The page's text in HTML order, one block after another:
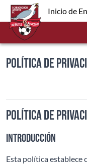
Inicio de
Política de
Política de
Introducción
Esta política establece